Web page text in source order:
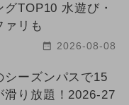
TOP10 水遊び・
ァリも
2026-08-08
シーズンパスで15
滑り放題！2026-27